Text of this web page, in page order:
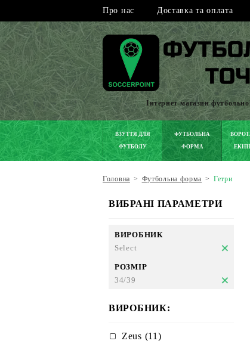
Про нас Доставка та оплата
Інтернет-магазин
ВЗУТТЯ ДЛЯ
ФУТБОЛУ
ФУТБОЛЬНА
ФОРМА
Головна > Футбольна форма > Гетри
ВИБРАНІ ПАРАМЕТРИ
ВИРОБНИК
Select
РОЗМІР
34/39
ВИРОБНИК:
Zeus (11)